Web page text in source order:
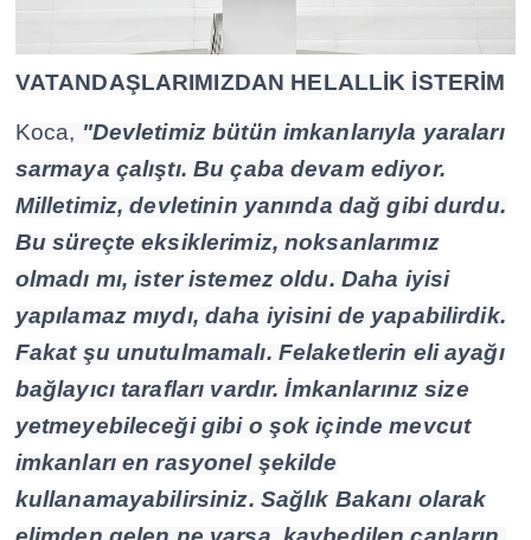
VATANDAŞLARIMIZDAN HELALLİK İSTERİM
Koca, "Devletimiz bütün imkanlarıyla yaraları
sarmaya çalıştı. Bu çaba devam ediyor.
Milletimiz, devletinin yanında dağ gibi durdu.
Bu süreçte eksiklerimiz, noksanlarımız
olmadı mı, ister istemez oldu. Daha iyisi
yapılamaz mıydı, daha iyisini de yapabilirdik.
Fakat şu unutulmamalı. Felaketlerin eli ayağı
bağlayıcı tarafları vardır. İmkanlarınız size
yetmeyebileceği gibi o şok içinde mevcut
imkanları en rasyonel şekilde
kullanamayabilirsiniz. Sağlık Bakanı olarak